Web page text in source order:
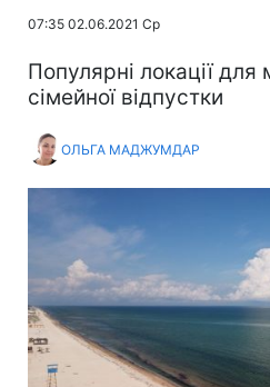
07:35 02.06.2021 Ср
Популярні локації для
сімейної відпустки
ОЛЬГА МАДЖУМДАР